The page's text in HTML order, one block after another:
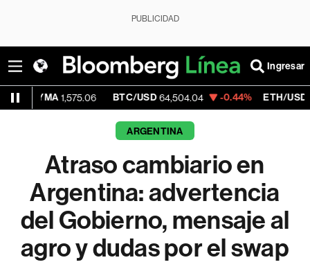
PUBLICIDAD
Ingresar
BTC/USD 64,504.04 -0.44% ETH/USD 1,896.585
ARGENTINA
Atraso cambiario en
Argentina: advertencia
del Gobierno, mensaje al
agro y dudas por el swap